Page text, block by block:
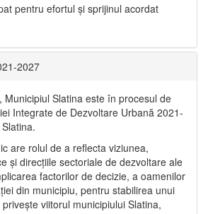
pentru efortul şi sprijinul acordat
2027
Municipiul Slatina este în procesul de
Integrate de Dezvoltare Urbană 2021‐
are rolul de a reflecta viziunea,
și direcțiile sectoriale de dezvoltare ale
factorilor de decizie, a oamenilor
din municipiu, pentru stabilirea unui
viitorul municipiului Slatina,